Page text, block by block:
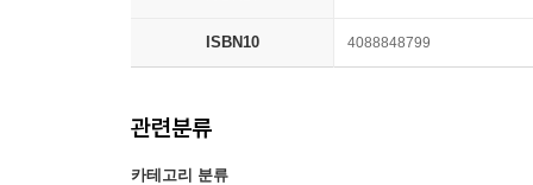
ISBN10 4088848799
관련분류
카테고리 분류